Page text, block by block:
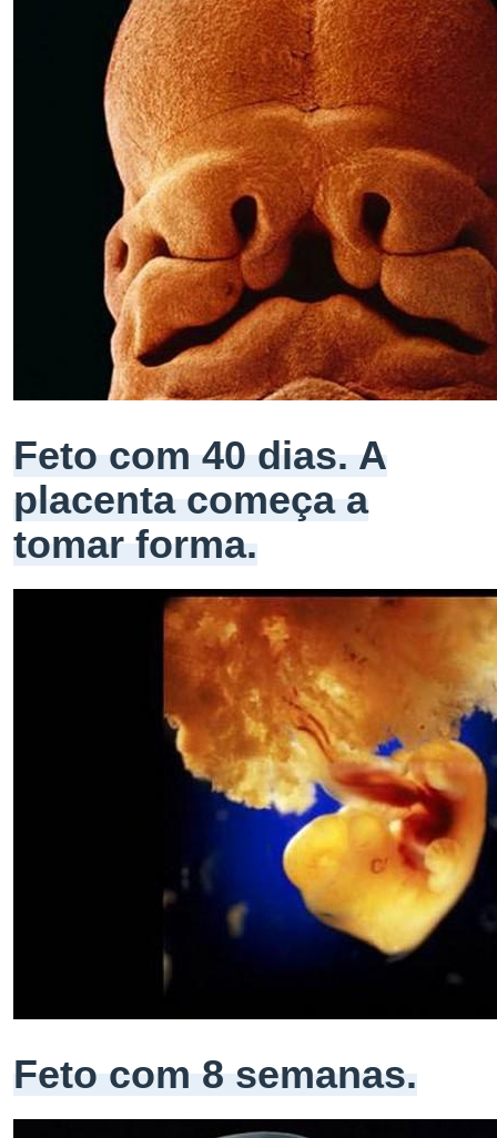
Feto com 40 dias. A
placenta começa a
tomar forma.
Feto com 8 semanas.